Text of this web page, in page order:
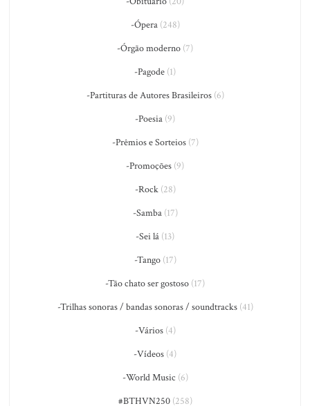
-Ópera(248)
-Órgão moderno (7)
-Pagode (1)
-Partituras de Autores Brasileiros(6)
-Poesia (9)
-Prêmios e Sorteios(7)
-Promoções (9)
-Rock(28)
-Samba(17)
-Sei lá (13)
-Tango(17)
-Tão chato ser gostoso (17)
-Trilhas sonoras / bandas sonoras / soundtracks(41)
-Vários(4)
-Vídeos (4)
-World Music (6)
#BTHVN250(258)